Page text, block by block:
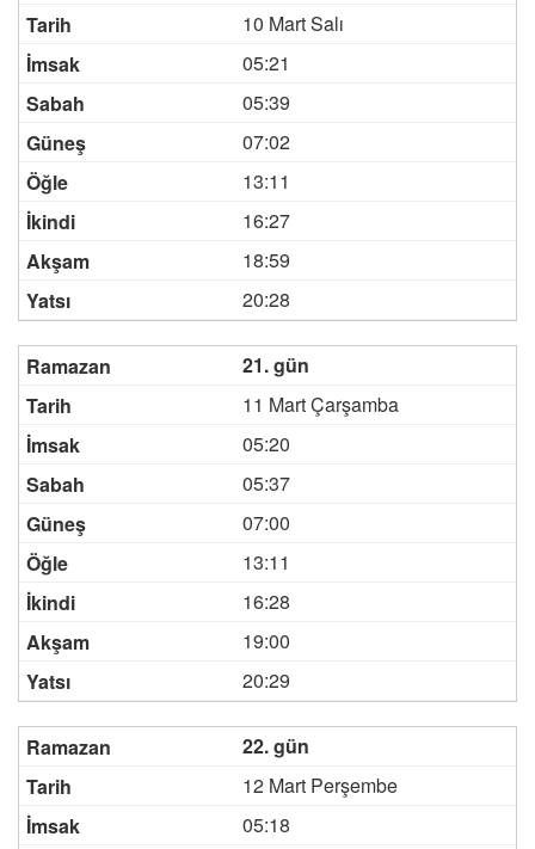
10 Mart Salı
05:21
05:39
07:02
13:11
16:27
18:59
20:28
21. gün
11 Mart Çarşamba
05:20
05:37
07:00
13:11
16:28
19:00
20:29
22. gün
12 Mart Perşembe
05:18